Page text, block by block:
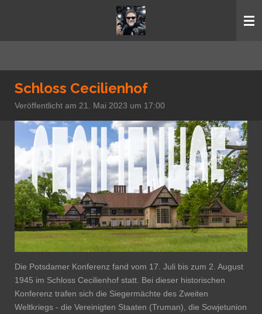
Schloss Cecilienhof
Veröffentlicht am 21. Mai 2023 um 17:00
Die Potsdamer Konferenz fand vom 17. Juli bis zum 2. August
1945 im Schloss Cecilienhof statt. Bei dieser historischen
Konferenz trafen sich die Siegermächte des Zweiten
Weltkriegs - die Vereinigten Staaten (Truman), die Sowjetunion